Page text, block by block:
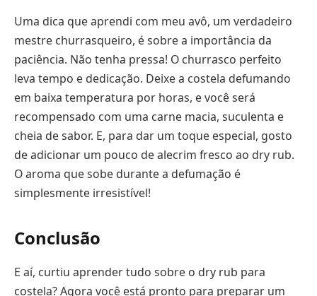
Uma dica que aprendi com meu avô, um verdadeiro
mestre churrasqueiro, é sobre a importância da
paciência. Não tenha pressa! O churrasco perfeito
leva tempo e dedicação. Deixe a costela defumando
em baixa temperatura por horas, e você será
recompensado com uma carne macia, suculenta e
cheia de sabor. E, para dar um toque especial, gosto
de adicionar um pouco de alecrim fresco ao dry rub.
O aroma que sobe durante a defumação é
simplesmente irresistível!
Conclusão
E aí, curtiu aprender tudo sobre o dry rub para
costela? Agora você está pronto para preparar um